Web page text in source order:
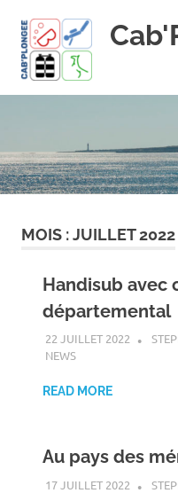
content
!
MOIS :JUILLET 2022
Handisub avec
départemental
22 JUILLET 2022
NEWS
READ MORE
Au pays des
17 JUILLET 2022